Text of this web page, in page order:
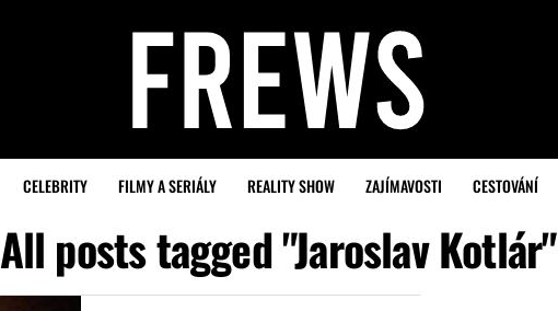
CELEBRITY FILMY A SERIÁLY REALITY SHOW ZAJÍMAVOSTI CESTOVÁNÍ
All posts tagged "Jaroslav Kotlár"